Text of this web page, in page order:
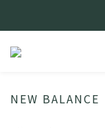
NEW BALANCE